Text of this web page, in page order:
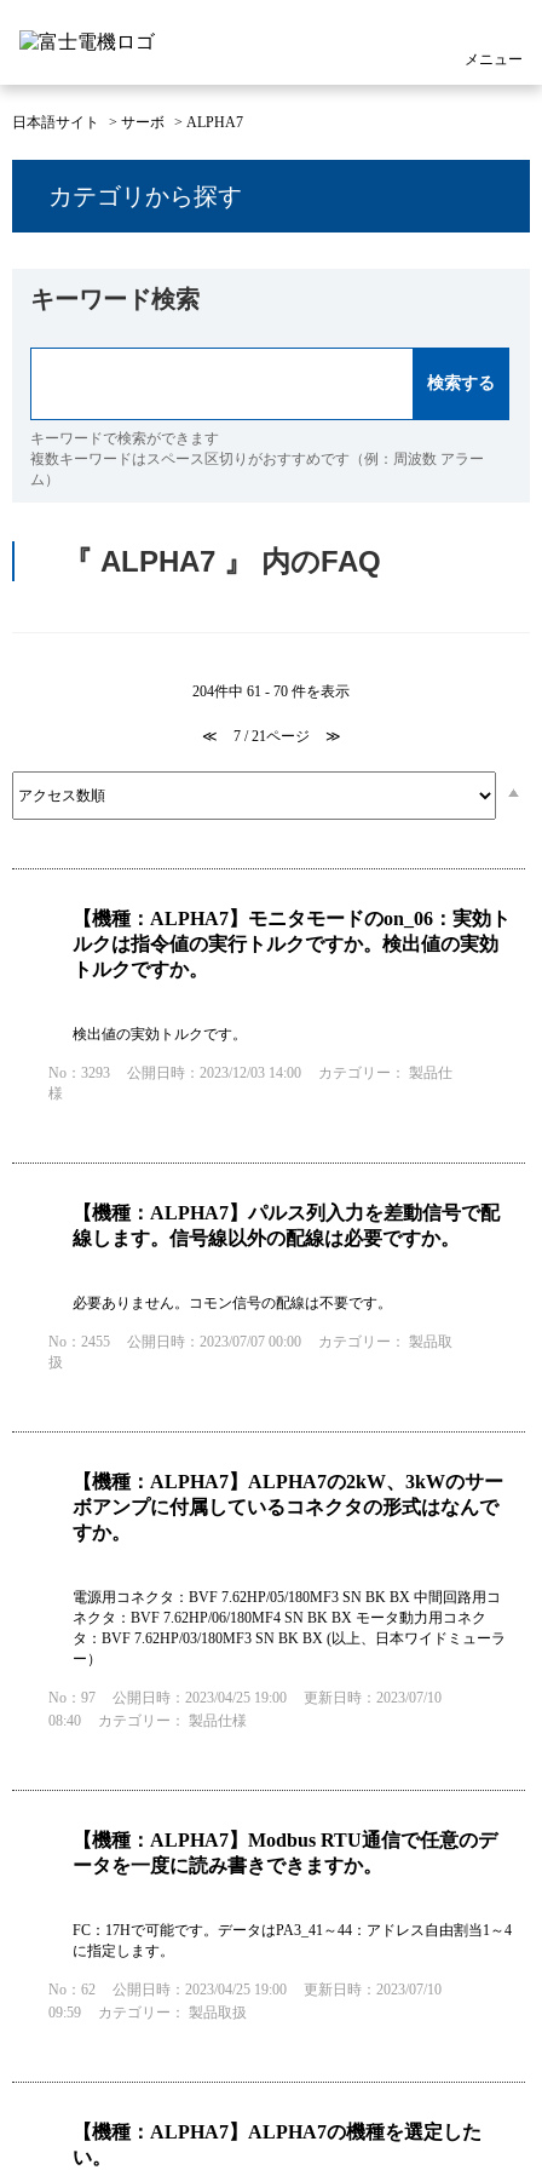
メニュー
日本語サイト > サーボ > ALPHA7
カテゴリから探す
キーワード検索
キーワードで検索ができます
複数キーワードはスペース区切りがおすすめです（例：周波数 アラー
ム）
『 ALPHA7 』 内のFAQ
204件中 61 - 70 件を表示
≪ 7 / 21ページ ≫
【機種：ALPHA7】モニタモードのon_06：実効ト
ルクは指令値の実行トルクですか。検出値の実効
トルクですか。
検出値の実効トルクです。
No：3293 公開日時：2023/12/03 14:00 カテゴリー： 製品仕
様
【機種：ALPHA7】パルス列入力を差動信号で配
線します。信号線以外の配線は必要ですか。
必要ありません。コモン信号の配線は不要です。
No：2455 公開日時：2023/07/07 00:00 カテゴリー： 製品取
扱
【機種：ALPHA7】ALPHA7の2kW、3kWのサー
ボアンプに付属しているコネクタの形式はなんで
すか。
電源用コネクタ：BVF 7.62HP/05/180MF3 SN BK BX 中間回路用コ
ネクタ：BVF 7.62HP/06/180MF4 SN BK BX モータ動力用コネク
タ：BVF 7.62HP/03/180MF3 SN BK BX (以上、日本ワイドミューラ
ー）
No：97 公開日時：2023/04/25 19:00
更新日時：2023/07/10
08:40
カテゴリー： 製品仕様
【機種：ALPHA7】Modbus RTU通信で任意のデ
ータを一度に読み書きできますか。
FC：17Hで可能です。データはPA3_41～44：アドレス自由割当1～4
に指定します。
No：62 公開日時：2023/04/25 19:00
更新日時：2023/07/10
09:59
カテゴリー： 製品取扱
【機種：ALPHA7】ALPHA7の機種を選定した
い。